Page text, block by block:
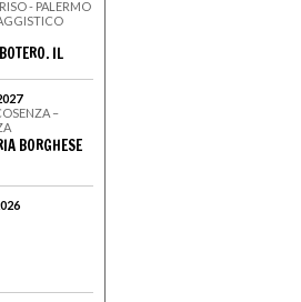
- PALERMO
IL
–
BORGHESE